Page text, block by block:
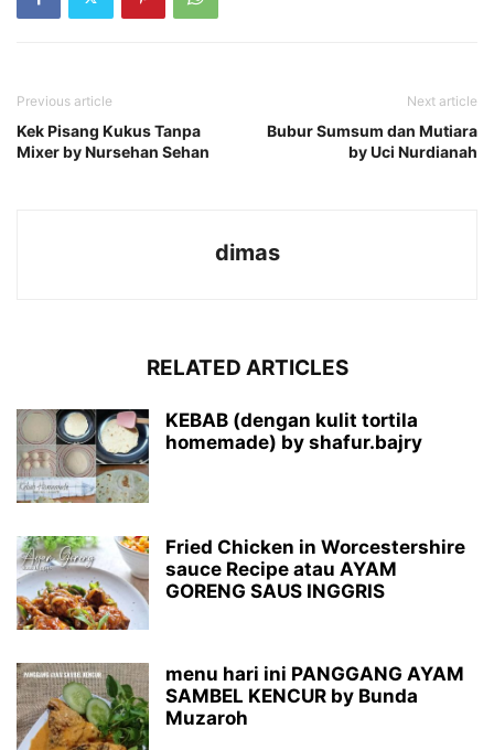
Previous article
Kek Pisang Kukus Tanpa
Mixer by Nursehan Sehan
Next article
Bubur Sumsum dan Mutiara
by Uci Nurdianah
dimas
RELATED ARTICLES
KEBAB (dengan kulit tortila
homemade) by shafur.bajry
Fried Chicken in Worcestershire
sauce Recipe atau AYAM
GORENG SAUS INGGRIS
menu hari ini PANGGANG AYAM
SAMBEL KENCUR by Bunda
Muzaroh